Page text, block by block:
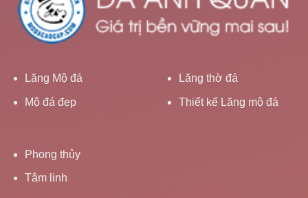
Lăng Mộ đá
Mộ đá đẹp
Lăng thờ đá
Thiết kế Lăng mộ đá
Phong thủy
Tâm linh